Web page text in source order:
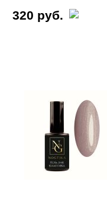
320 руб.